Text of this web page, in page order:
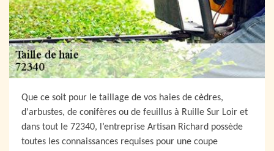
Que ce soit pour le taillage de vos haies de cèdres,
d'arbustes, de conifères ou de feuillus à Ruille Sur Loir et
dans tout le 72340, l’entreprise Artisan Richard possède
toutes les connaissances requises pour une coupe